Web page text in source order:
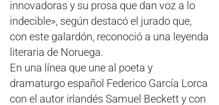
innovadoras y su prosa que dan voz a lo
indecible», según destacó el jurado que,
con este galardón, reconoció a una leyenda
literaria de Noruega.
En una línea que une al poeta y
dramaturgo español Federico García Lorca
con el autor irlandés Samuel Beckett y con